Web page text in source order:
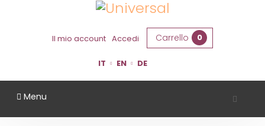
Il mio account Accedi Carrello 0
IT EN DE
Menu